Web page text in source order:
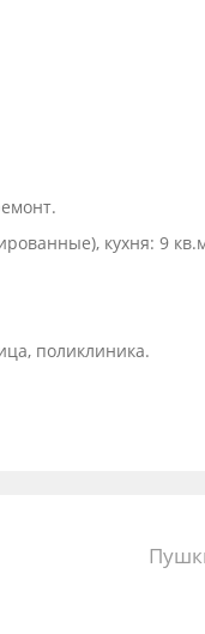
кухня: 9
поликлиника.